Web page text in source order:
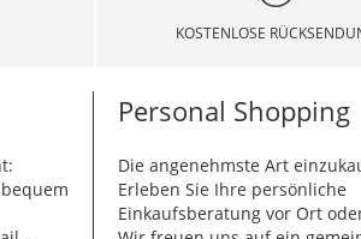
KOSTENLOSE
Personal Shopping
Die angenehmste Art
Erleben Sie Ihre persönliche
Einkaufsberatung vor Ort